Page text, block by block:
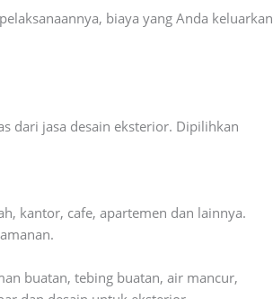
biaya yang Anda keluarkan
dari jasa desain eksterior. Dipilihkan
kantor, cafe, apartemen dan lainnya.
buatan, tebing buatan, air mancur,